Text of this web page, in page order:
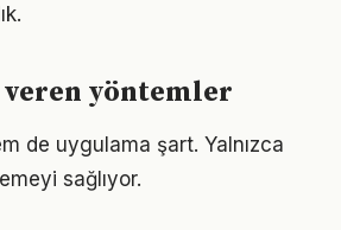
veren yöntemler
de uygulama şart. Yalnızca
sağlıyor.